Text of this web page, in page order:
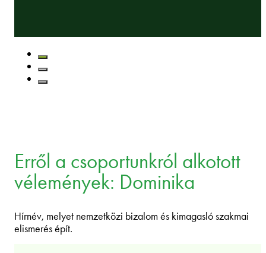
Erről a csoportunkról alkotott
vélemények: Dominika
Hírnév, melyet nemzetközi bizalom és kimagasló szakmai
elismerés épít.